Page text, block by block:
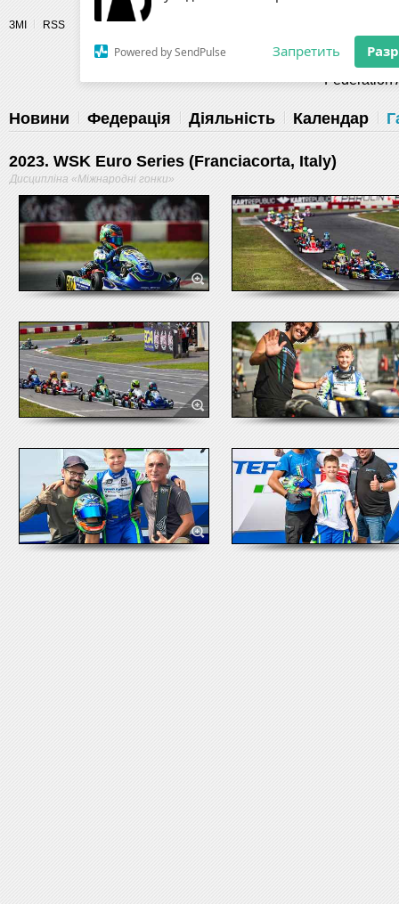
уведомления на рабочий стол
ЗМІ RSS
Fédération
Новини Федерація Діяльність Календар
2023. WSK Euro Series (Franciacorta, Italy)
Дисципліна «Міжнародні гонки»